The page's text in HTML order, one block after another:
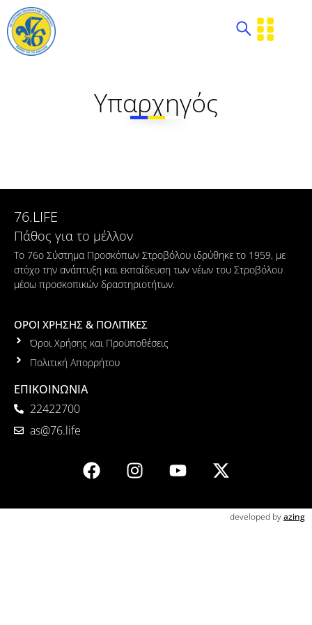
Υπαρχηγός
76.LIFE
Πάθος για το μέλλον
Το 76ο Σύστημα Προσκόπων Στροβόλου ιδρύθηκε το 1959, με
στόχο την ανάπτυξη και εκπαίδευση των νέων του Στροβόλου
μέσω προσκοπικών δραστηριοτήτων.
ΟΡΟΙ ΧΡΗΣΗΣ & ΠΟΛΙΤΙΚΕΣ
Όροι Χρήσης και Προϋποθέσεις
Πολιτική Απορρήτου
ΕΠΙΚΟΙΝΩΝΙΑ
22422700
as@76.life
developed byazing